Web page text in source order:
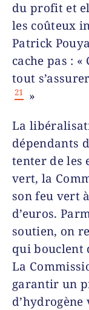
du profit et
les coûteux
Patrick
cache pas :
tout
21
»
La
dépendants
tenter de les
vert, la
son feu vert
d’euros.
soutien, on
qui bouclent
La
garantir un